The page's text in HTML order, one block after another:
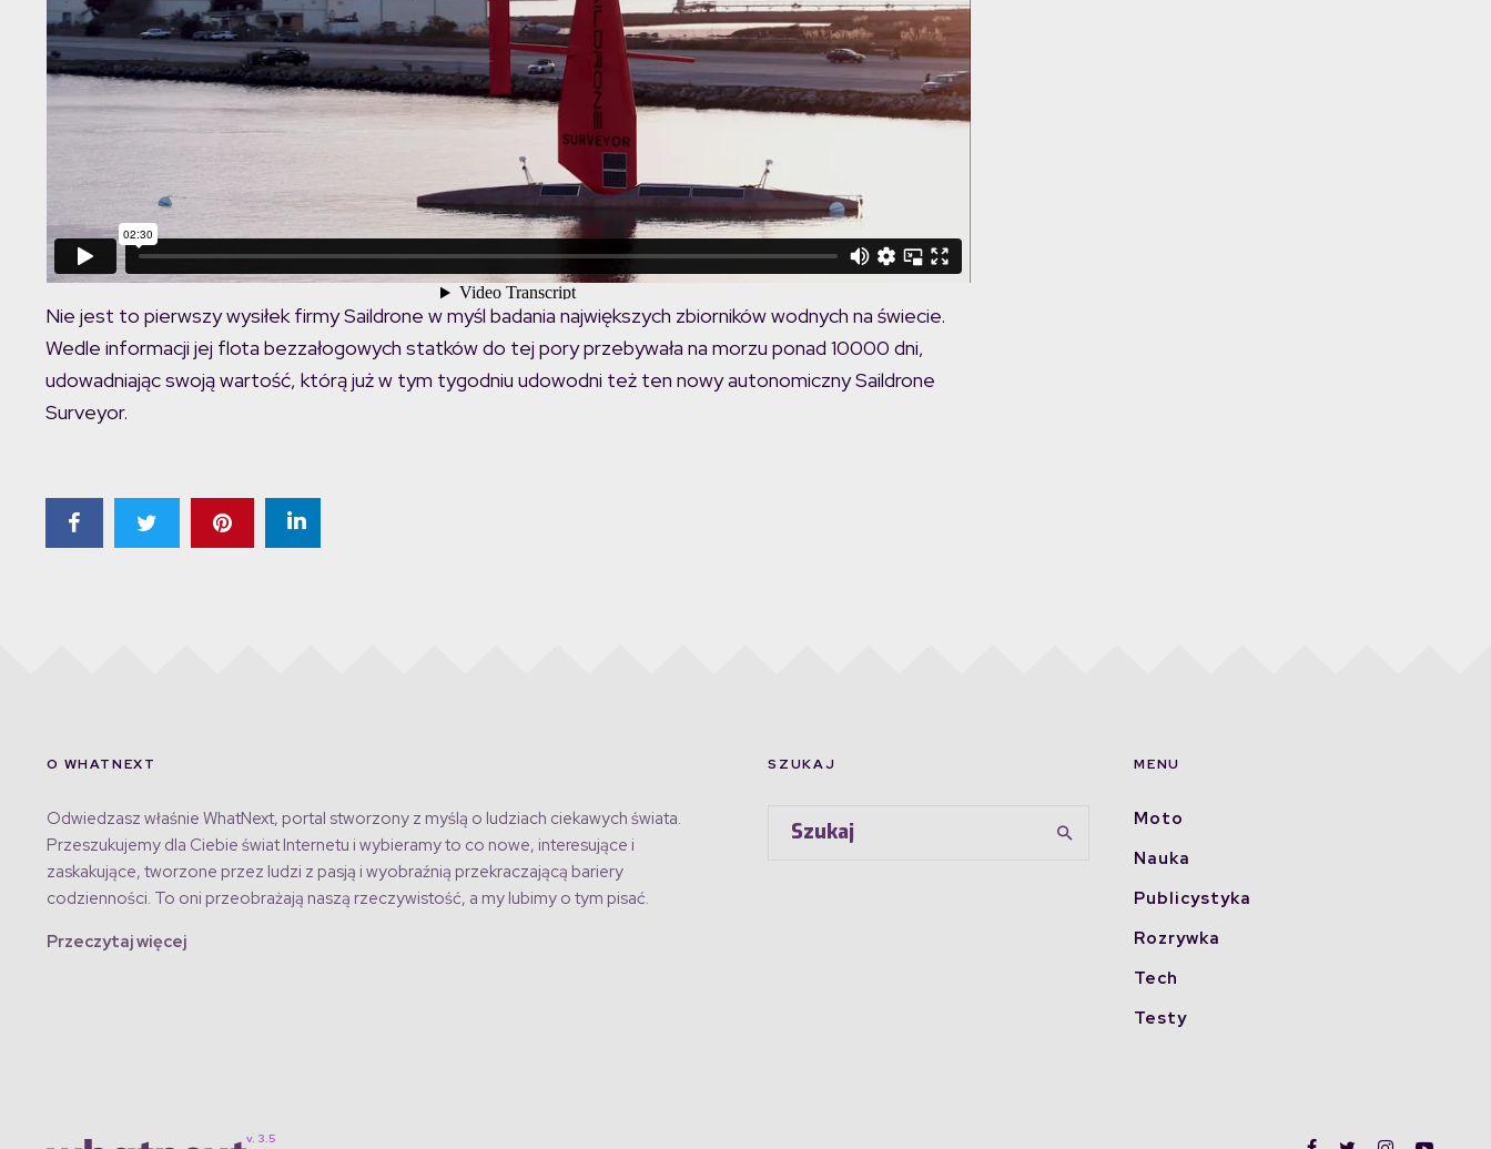
Nie jest to pierwszy wysiłek firmy Saildrone w myśl badania największych zbiorników wodnych na świecie.
Wedle informacji jej flota bezzałogowych statków do tej pory przebywała na morzu ponad 10000 dni,
udowadniając swoją wartość, którą już w tym tygodniu udowodni też ten nowy autonomiczny Saildrone
Surveyor.
O WHATNEXT
Odwiedzasz właśnie WhatNext, portal stworzony z myślą o ludziach ciekawych świata.
Przeszukujemy dla Ciebie świat Internetu i wybieramy to co nowe, interesujące i
zaskakujące, tworzone przez ludzi z pasją i wyobraźnią przekraczającą bariery
codzienności. To oni przeobrażają naszą rzeczywistość, a my lubimy o tym pisać.
Przeczytaj więcej
SZUKAJ MENU
Moto
Nauka
Publicystyka
Rozrywka
Tech
Testy